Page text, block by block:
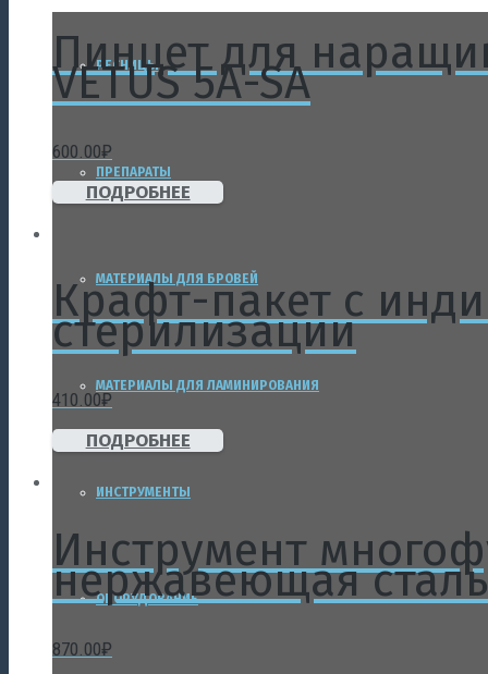
РЕСНИЦЫ
ПРЕПАРАТЫ
МАТЕРИАЛЫ ДЛЯ БРОВЕЙ
МАТЕРИАЛЫ ДЛЯ ЛАМИНИРОВАНИЯ
ИНСТРУМЕНТЫ
ОБОРУДОВАНИЕ
Пинцет для
VETUS 5A-SA
600.00₽
ПОДРОБНЕЕ
Крафт-пакет с
стерилизации
410.00₽
ПОДРОБНЕЕ
Инструмент
нержавеющая сталь
870.00₽